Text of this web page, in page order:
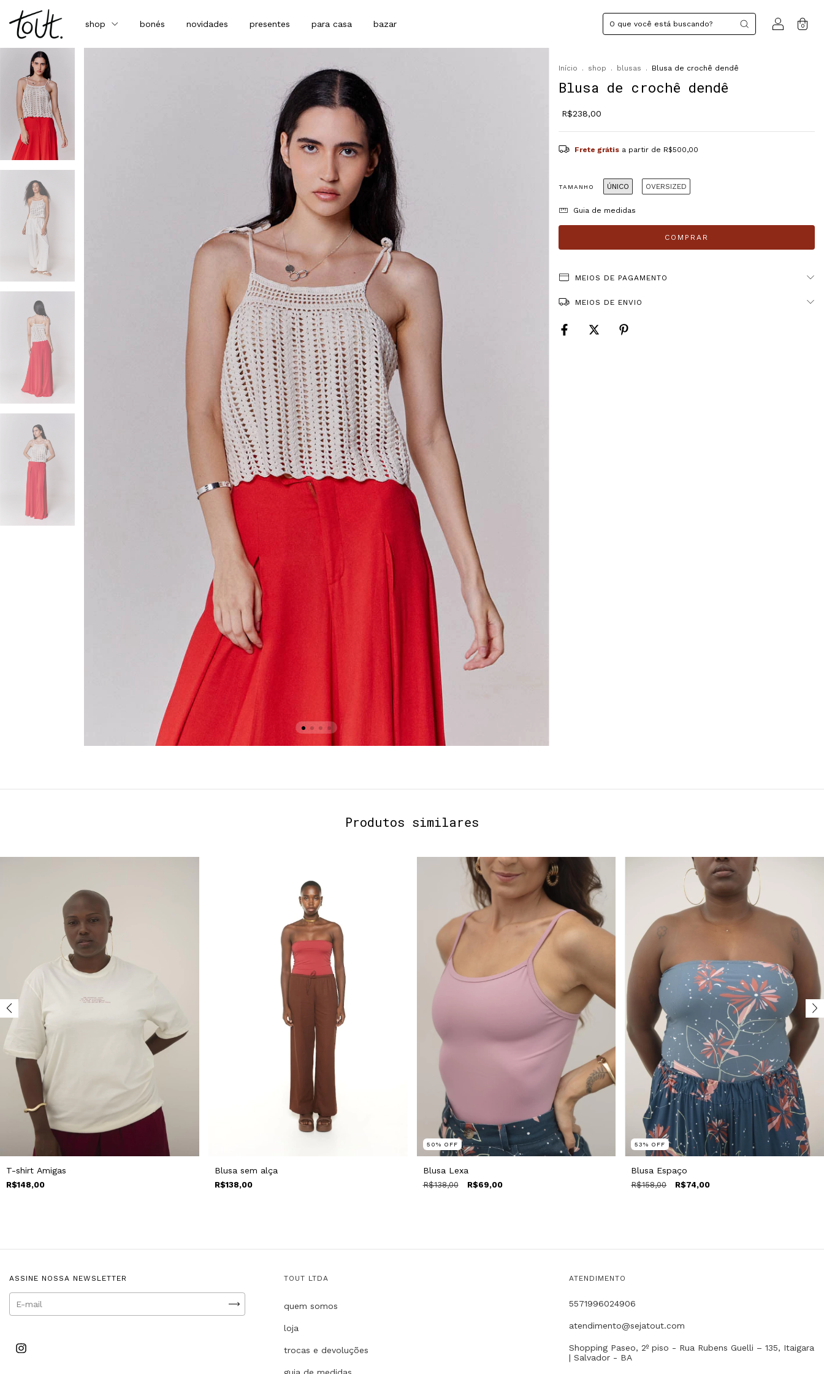
shop bonés novidades presentes para casa bazar 0
Início . shop . blusas . Blusa de crochê dendê
Blusa de crochê dendê
R$238,00
Frete grátis a partir de R$500,00
TAMANHO ÚNICO OVERSIZED
Guia de medidas
MEIOS DE PAGAMENTO
MEIOS DE ENVIO
Produtos similares
T-shirt Amigas
R$148,00
Blusa sem alça
R$138,00
50% OFF
Blusa Lexa
R$138,00 R$69,00
53% OFF
Blusa Espaço
R$158,00 R$74,00
ASSINE NOSSA NEWSLETTER TOUT LTDA
quem somos
loja
trocas e devoluções
guia de medidas
ATENDIMENTO
5571996024906
atendimento@sejatout.com
Shopping Paseo, 2º piso - Rua Rubens Guelli – 135, Itaigara
| Salvador - BA